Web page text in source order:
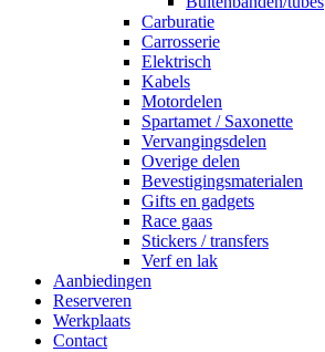
Carburatie
Carrosserie
Elektrisch
Kabels
Motordelen
Spartamet / Saxonette
Vervangingsdelen
Overige delen
Bevestigingsmaterialen
Gifts en gadgets
Race gaas
Stickers / transfers
Verf en lak
Aanbiedingen
Reserveren
Werkplaats
Contact